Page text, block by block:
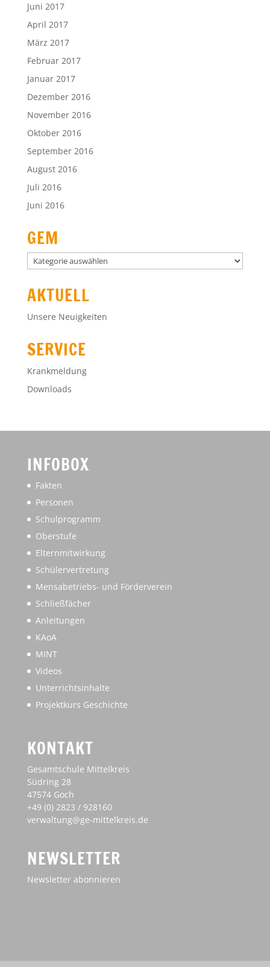
Juni 2017
April 2017
März 2017
Februar 2017
Januar 2017
Dezember 2016
November 2016
Oktober 2016
September 2016
August 2016
Juli 2016
Juni 2016
GEM
GEM
AKTUELL
Unsere Neuigkeiten
SERVICE
Krankmeldung
Downloads
INFOBOX
Fakten
Personen
Schulprogramm
Oberstufe
Elternmitwirkung
Schülervertretung
Mensabetriebs- und Förderverein
Schließfächer
Anleitungen
KAoA
MINT
Videos
Unterrichtsinhalte
Projektkurs Geschichte
KONTAKT
Gesamtschule Mittelkreis
Südring 28
47574 Goch
+49 (0) 2823 / 928160
verwaltung@ge-mittelkreis.de
NEWSLETTER
Newsletter abonnieren